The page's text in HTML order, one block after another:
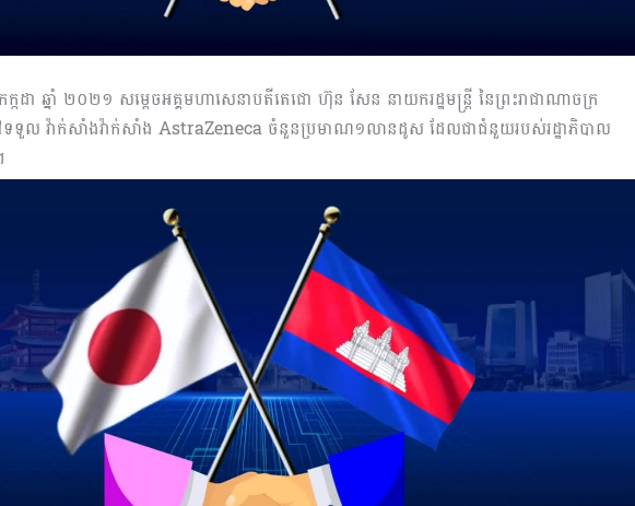
រហ័ស
ដា ឆ្នាំ ២០២១ សម្តេចអគ្គមហាសេនាបតីតេជោ ហ៊ុន សែន នាយករដ្ឋមន្ត្រី នៃព្រះរាជាណាចក្រ
ទទួល វ៉ាក់សាំងវ៉ាក់សាំង AstraZeneca ចំនួនប្រមាណ១លានដូស ដែលជាជំនួយរបស់រដ្ឋាភិបាល